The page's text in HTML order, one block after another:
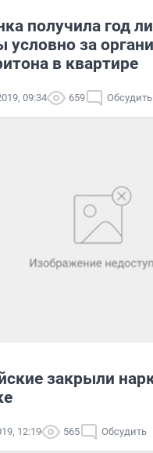
получила год
условно за
в квартире
09:34 659 Обсудить
закрыли
12:19 565 Обсудить